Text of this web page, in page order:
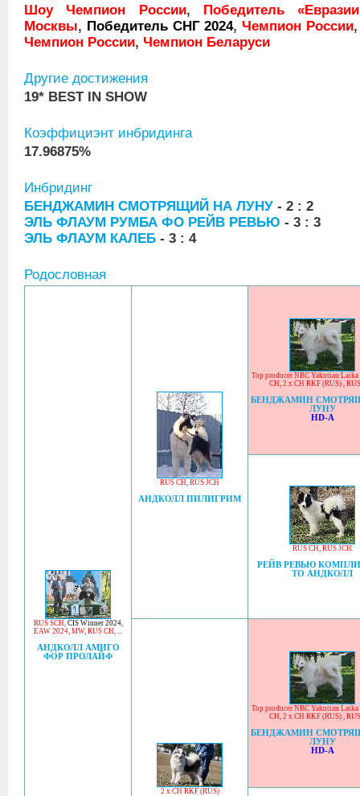
Шоу Чемпион России, Победитель
Москвы, Победитель СНГ 2024, Чемпион России
Чемпион России, Чемпион Беларуси
Другие достижения
19* BEST IN SHOW
Коэффициэнт инбридинга
17.96875%
Инбридинг
БЕНДЖАМИН СМОТРЯЩИЙ НА ЛУНУ - 2 : 2
ЭЛЬ ФЛАУМ РУМБА ФО РЕЙВ РЕВЬЮ - 3 : 3
ЭЛЬ ФЛАУМ КАЛЕБ - 3 : 4
Родословная
RUS SCH, CIS Winner 2024,
EAW 2024, MW, RUS CH, ...
АНДКОЛЛ АМИГО
ФОР ПРОЛАЙФ
RUS CH, RUS JCH
АНДКОЛЛ ПИЛИГРИМ
Top producer NBC Yakutian Laika
CH, 2 x CH RKF (RUS),
БЕНДЖАМИН
ЛУНУ
HD-A
RUS CH, RUS JCH
РЕЙВ РЕВЬЮ
ТО АНДКОЛЛ
2 x CH RKF (RUS)
Top producer NBC Yakutian Laika
CH, 2 x CH RKF (RUS),
БЕНДЖАМИН
ЛУНУ
HD-A